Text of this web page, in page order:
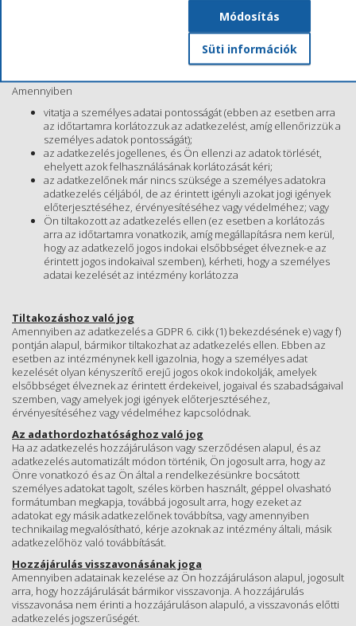
Az adatkezelés korlátozásához való jog
Amennyiben
vitatja a személyes adatai pontosságát (ebben az esetben arra
az időtartamra korlátozzuk az adatkezelést, amíg ellenőrizzük a
személyes adatok pontosságát);
az adatkezelés jogellenes, és Ön ellenzi az adatok törlését,
ehelyett azok felhasználásának korlátozását kéri;
az adatkezelőnek már nincs szüksége a személyes adatokra
adatkezelés céljából, de az érintett igényli azokat jogi igények
előterjesztéséhez, érvényesítéséhez vagy védelméhez; vagy
Ön tiltakozott az adatkezelés ellen (ez esetben a korlátozás
arra az időtartamra vonatkozik, amíg megállapításra nem kerül,
hogy az adatkezelő jogos indokai elsőbbséget élveznek-e az
érintett jogos indokaival szemben), kérheti, hogy a személyes
adatai kezelését az intézmény korlátozza
Tiltakozáshoz való jog
Amennyiben az adatkezelés a GDPR 6. cikk (1) bekezdésének e) vagy f)
pontján alapul, bármikor tiltakozhat az adatkezelés ellen. Ebben az
esetben az intézménynek kell igazolnia, hogy a személyes adat
kezelését olyan kényszerítő erejű jogos okok indokolják, amelyek
elsőbbséget élveznek az érintett érdekeivel, jogaival és szabadságaival
szemben, vagy amelyek jogi igények előterjesztéséhez,
érvényesítéséhez vagy védelméhez kapcsolódnak.
Az adathordozhatósághoz való jog
Ha az adatkezelés hozzájáruláson vagy szerződésen alapul, és az
adatkezelés automatizált módon történik, Ön jogosult arra, hogy az
Önre vonatkozó és az Ön által a rendelkezésünkre bocsátott
személyes adatokat tagolt, széles körben használt, géppel olvasható
formátumban megkapja, továbbá jogosult arra, hogy ezeket az
adatokat egy másik adatkezelőnek továbbítsa, vagy amennyiben
technikailag megvalósítható, kérje azoknak az intézmény általi, másik
adatkezelőhöz való továbbítását.
Hozzájárulás visszavonásának joga
Amennyiben adatainak kezelése az Ön hozzájáruláson alapul, jogosult
arra, hogy hozzájárulását bármikor visszavonja. A hozzájárulás
visszavonása nem érinti a hozzájáruláson alapuló, a visszavonás előtti
adatkezelés jogszerűségét.
Módosítás
Süti információk